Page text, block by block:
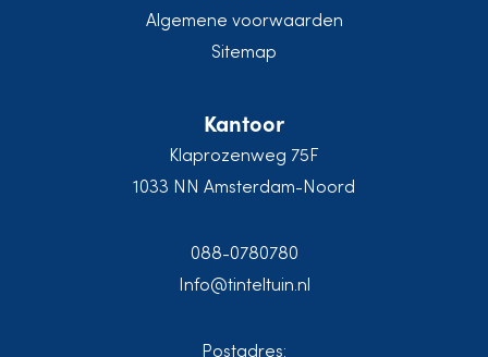
Algemene voorwaarden
Sitemap
Kantoor
Klaprozenweg 75F
1033 NN Amsterdam-Noord
088-0780780
Info@tinteltuin.nl
Postadres: